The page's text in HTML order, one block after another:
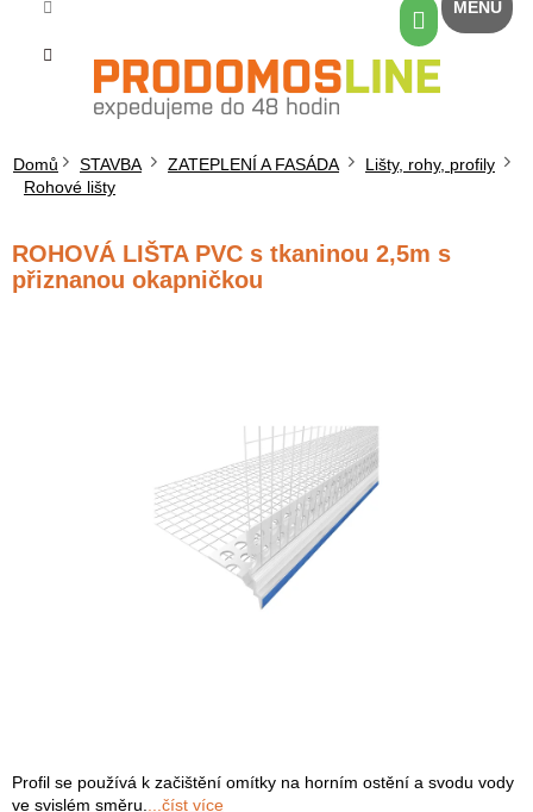
obsah
Nákupní
košík
Domů STAVBA ZATEPLENÍ A FASÁDA
Lišty, rohy, profily
Rohové lišty
ROHOVÁ LIŠTA PVC s tkaninou 2,5m s
přiznanou okapničkou
Profil se používá k začištění omítky na horním ostění a svodu vody
ve svislém směru.
...číst více